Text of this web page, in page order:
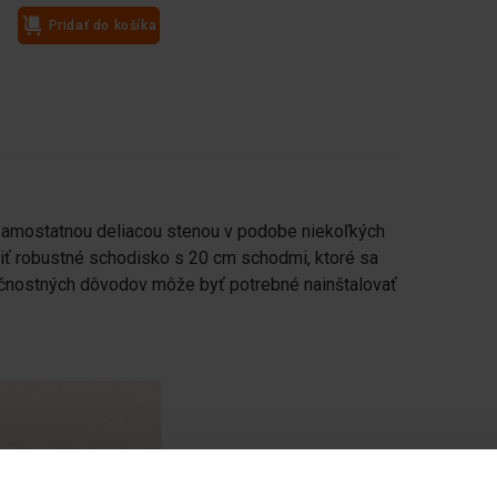
Pridať do košíka
deliacou stenou v podobe niekoľkých
robustné schodisko s 20 cm schodmi, ktoré sa
dôvodov môže byť potrebné nainštalovať